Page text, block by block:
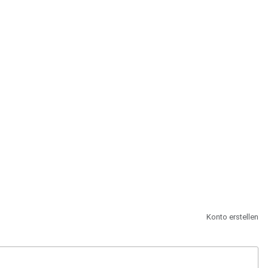
Konto erstellen